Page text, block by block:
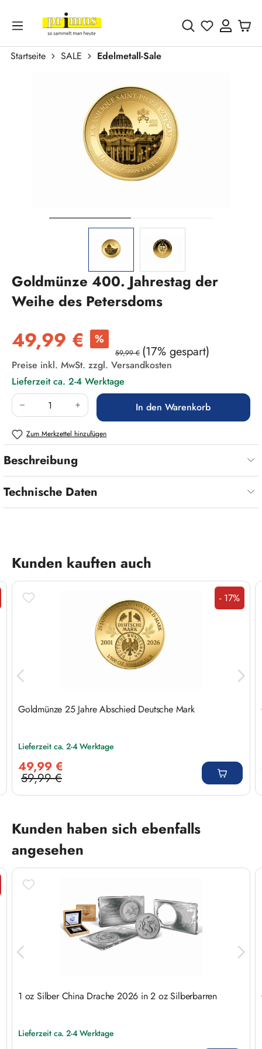
Zum Hauptinhalt springen
Du hast 0
Startseite SALE
Edelmetall-Sale
Goldmünze 400. Jahrestag der
Weihe des Petersdoms
Verkaufspreis:
49,99 € %
59,99 € (17% gespart)
Preise inkl. MwSt. zzgl. Versandkosten
Lieferzeit ca. 2-4 Werktage
Produkt Anzahl: Gib den gewünschten Wert
In den Warenkorb
Zum Merkzettel hinzufügen
Beschreibung
Technische Daten
Produktgalerie überspringen
Kunden kauften auch
Rabatt
- 17%
Goldmünze 25 Jahre Abschied Deutsche Mark
Lieferzeit ca. 2-4 Werktage
49,99 €
Regulärer Preis:
59,99 €
Produktgalerie überspringen
Kunden haben sich ebenfalls
angesehen
1 oz Silber China Drache 2026 in 2 oz Silberbarren
Lieferzeit ca. 2-4 Werktage